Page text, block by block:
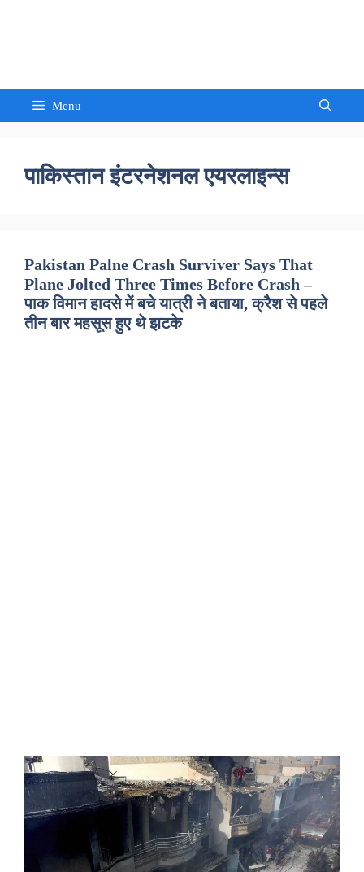
Menu
पाकिस्तान इंटरनेशनल एयरलाइन्स
Pakistan Palne Crash Surviver Says That
Plane Jolted Three Times Before Crash –
पाक विमान हादसे में बचे यात्री ने बताया, क्रैश से पहले
तीन बार महसूस हुए थे झटके